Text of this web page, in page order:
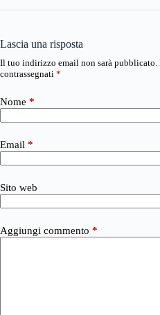
Lascia una risposta
Il tuo indirizzo email non sarà pubblicato.
contrassegnati *
Nome *
Email *
Sito web
Aggiungi commento *